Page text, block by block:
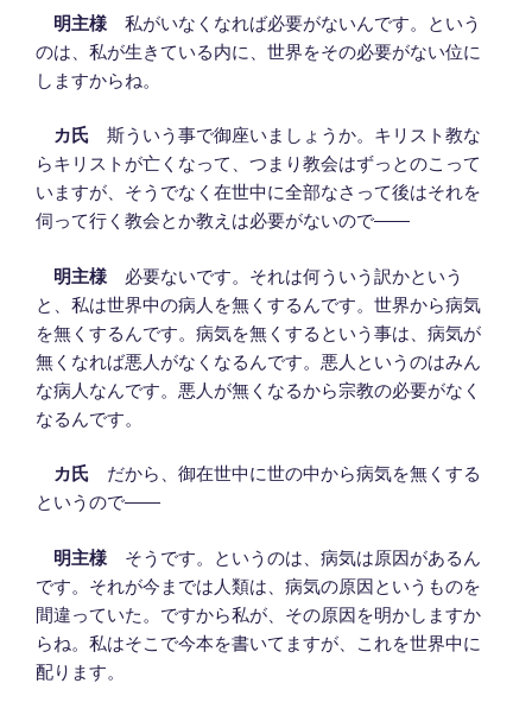
明主様 私がいなくなれば必要がないんです。という
のは、私が生きている内に、世界をその必要がない位に
しますからね。
カ氏 斯ういう事で御座いましょうか。キリスト教な
らキリストが亡くなって、つまり教会はずっとのこって
いますが、そうでなく在世中に全部なさって後はそれを
伺って行く教会とか教えは必要がないので――
明主様 必要ないです。それは何ういう訳かという
と、私は世界中の病人を無くするんです。世界から病気
を無くするんです。病気を無くするという事は、病気が
無くなれば悪人がなくなるんです。悪人というのはみん
な病人なんです。悪人が無くなるから宗教の必要がなく
なるんです。
カ氏 だから、御在世中に世の中から病気を無くする
というので――
明主様 そうです。というのは、病気は原因があるん
です。それが今までは人類は、病気の原因というものを
間違っていた。ですから私が、その原因を明かしますか
らね。私はそこで今本を書いてますが、これを世界中に
配ります。